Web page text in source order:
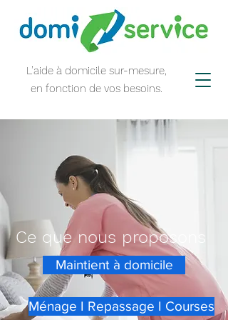
L’aide à domicile sur-mesure,
en fonction de vos besoins.
Ce que nous proposons
Maintient à domicile
Ménage I Repassage I Courses